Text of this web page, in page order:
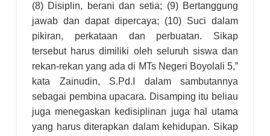
(8) Disiplin, berani dan setia; (9) Bertanggung
jawab dan dapat dipercaya; (10) Suci dalam
pikiran, perkataan dan perbuatan. Sikap
tersebut harus dimiliki oleh seluruh siswa dan
rekan-rekan yang ada di MTs Negeri Boyolali 5,”
kata Zainudin, S.Pd.I dalam sambutannya
sebagai pembina upacara. Disamping itu beliau
juga menegaskan kedisiplinan juga hal utama
yang harus diterapkan dalam kehidupan. Sikap